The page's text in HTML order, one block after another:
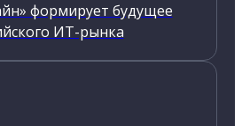
формирует будущее
ИТ-рынка